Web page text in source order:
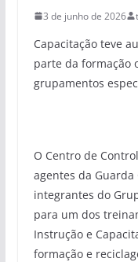
3 de junho de 2026
Capacitação teve
parte da formação
grupamentos
O Centro de
agentes da
integrantes do
para um dos
Instrução e
formação e